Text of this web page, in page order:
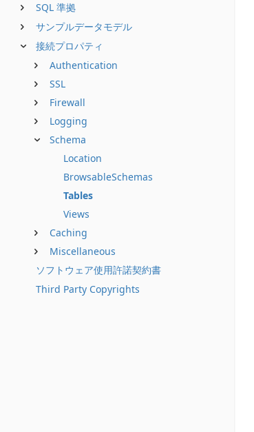
SQL 準拠
サンプルデータモデル
接続プロパティ
Authentication
SSL
Firewall
Logging
Schema
Location
BrowsableSchemas
Tables
Views
Caching
Miscellaneous
ソフトウェア使用許諾契約書
Third Party Copyrights